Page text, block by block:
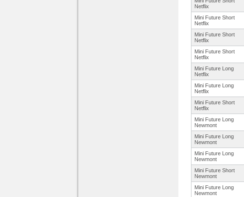
Netflix
Mini Future Short
Netflix
Mini Future Short
Netflix
Mini Future Short
Netflix
Mini Future Long
Netflix
Mini Future Long
Netflix
Mini Future Short
Netflix
Mini Future Long
Newmont
Mini Future Long
Newmont
Mini Future Long
Newmont
Mini Future Short
Newmont
Mini Future Long
Newmont